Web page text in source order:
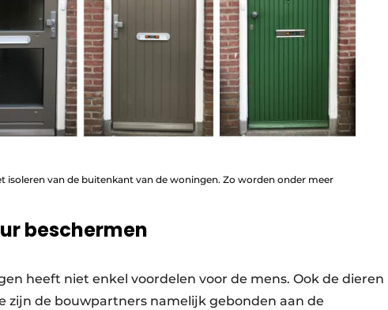
isoleren van de buitenkant van de woningen. Zo worden onder meer
beschermen
heeft niet enkel voordelen voor de mens. Ook de dieren
zijn de bouwpartners namelijk gebonden aan de